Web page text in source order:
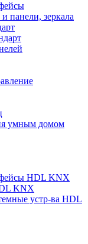
панели, зеркала
умным домом
HDL KNX
KNX
устр-ва HDL